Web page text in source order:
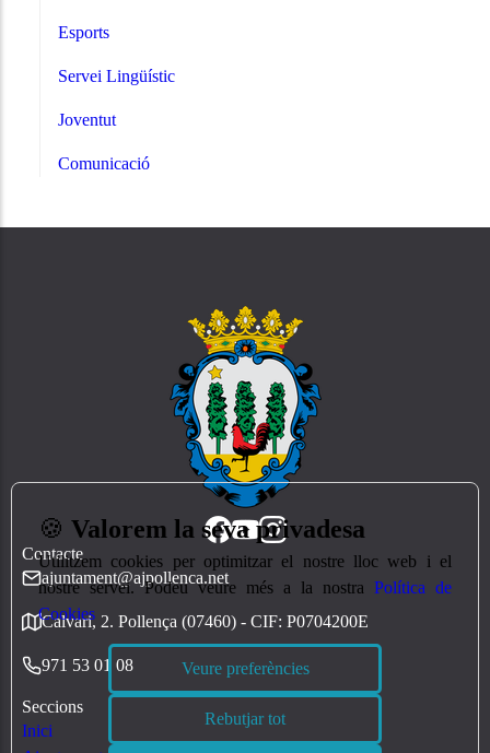
Esports
Servei Lingüístic
Joventut
Comunicació
Contacte
ajuntament@ajpollenca.net
Calvari, 2. Pollença (07460) - CIF: P0704200E
971 53 01 08
Seccions
Inici
🍪 Valorem la seva privadesa
Utilitzem cookies per optimitzar el nostre lloc web i el
nostre servei. Podeu veure més a la nostra Política de
Cookies
Veure preferències
Rebutjar tot